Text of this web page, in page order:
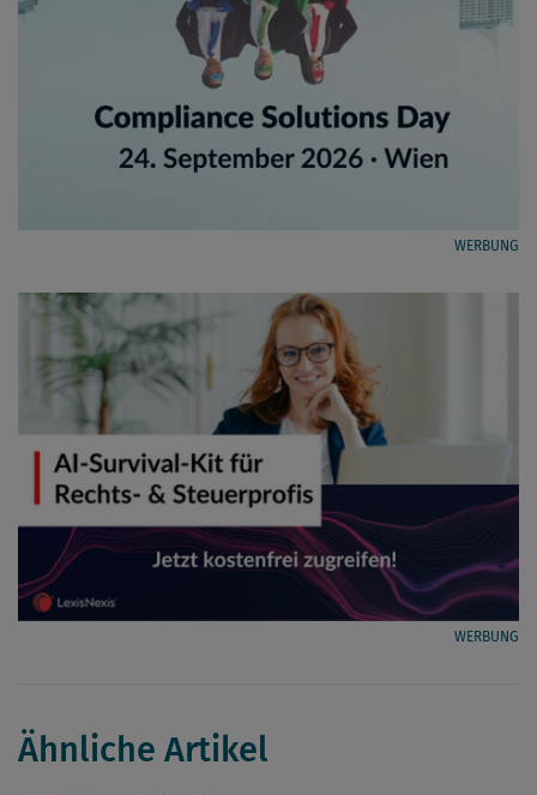
WERBUNG
WERBUNG
Ähnliche Artikel